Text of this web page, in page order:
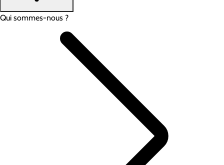
Qui sommes-nous ?